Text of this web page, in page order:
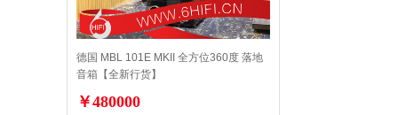
德国 MBL 101E MKII 全方位360度 落地
音箱【全新行货】
￥480000